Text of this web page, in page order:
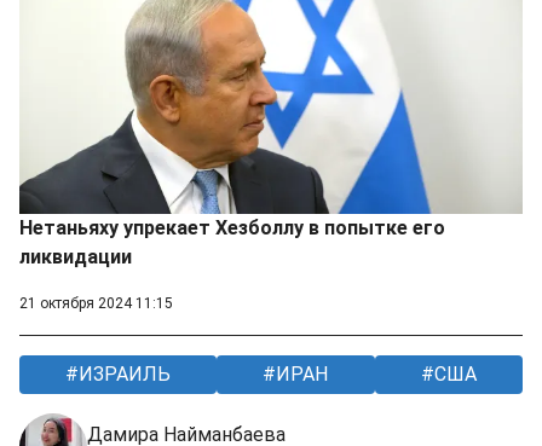
Нетаньяху упрекает Хезболлу в попытке его
ликвидации
21 октября 2024 11:15
ИЗРАИЛЬ ИРАН США
Дамира Найманбаева